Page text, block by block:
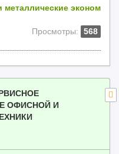
эконом
Просмотры:
568
ОФИСНОЙ И